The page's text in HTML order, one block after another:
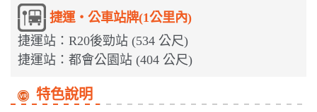
捷運‧公車站牌(1公里內)
捷運站：R20後勁站 (534 公尺)
捷運站：都會公園站 (404 公尺)
特色說明